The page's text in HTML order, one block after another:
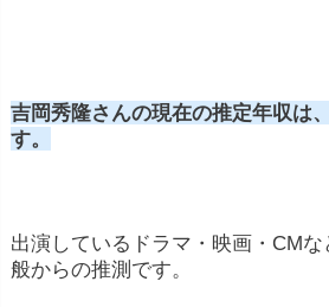
吉岡秀隆さんの現在の推定年収は
す。
出演しているドラマ・映画・CM
般からの推測です。